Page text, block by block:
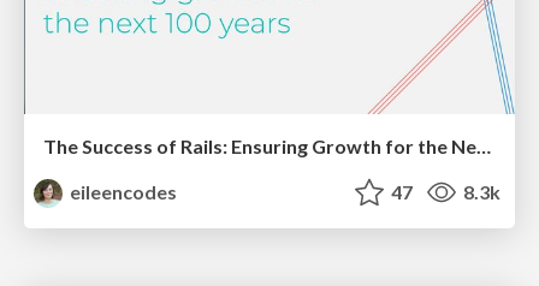
The Success of Rails: Ensuring Growth for the Next 100 Years
eileencodes
47 8.3k